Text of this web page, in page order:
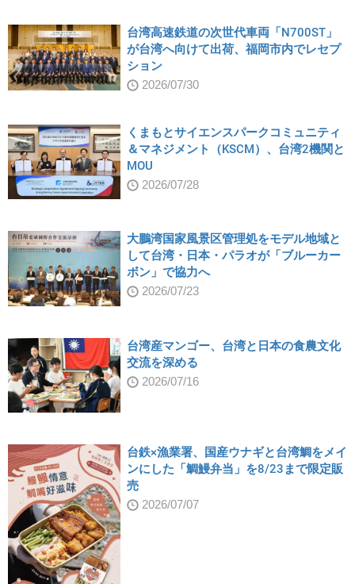
台湾高速鉄道の次世代車両「N700ST」
が台湾へ向けて出荷、福岡市内でレセプ
ション
2026/07/30
くまもとサイエンスパークコミュニティ
＆マネジメント（KSCM）、台湾2機関と
MOU
2026/07/28
大鵬湾国家風景区管理処をモデル地域と
して台湾・日本・パラオが「ブルーカー
ボン」で協力へ
2026/07/23
台湾産マンゴー、台湾と日本の食農文化
交流を深める
2026/07/16
台鉄×漁業署、国産ウナギと台湾鯛をメイ
ンにした「鯛鰻弁当」を8/23まで限定販
売
2026/07/07